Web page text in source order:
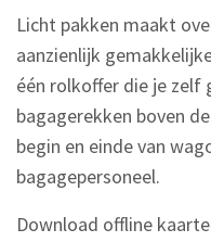
Licht pakken maakt
aanzienlijk
één rolkoffer die je zelf
bagagerekken boven
begin en einde van
bagagepersoneel.
Download offline